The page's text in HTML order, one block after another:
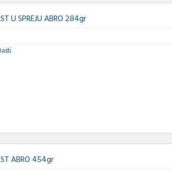
U SPREJU ABRO 284gr
ABRO 454gr